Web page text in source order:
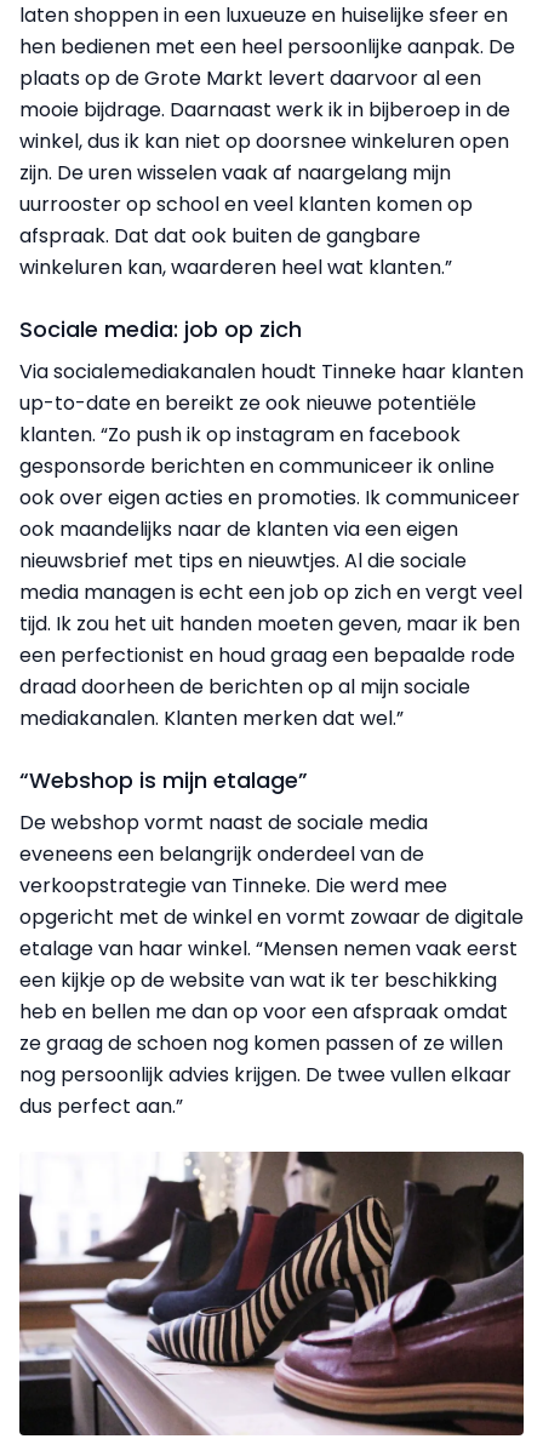
laten shoppen in een luxueuze en huiselijke sfeer en
hen bedienen met een heel persoonlijke aanpak. De
plaats op de Grote Markt levert daarvoor al een
mooie bijdrage. Daarnaast werk ik in bijberoep in de
winkel, dus ik kan niet op doorsnee winkeluren open
zijn. De uren wisselen vaak af naargelang mijn
uurrooster op school en veel klanten komen op
afspraak. Dat dat ook buiten de gangbare
winkeluren kan, waarderen heel wat klanten.”
Sociale media: job op zich
Via socialemediakanalen houdt Tinneke haar klanten
up-to-date en bereikt ze ook nieuwe potentiële
klanten. “Zo push ik op instagram en facebook
gesponsorde berichten en communiceer ik online
ook over eigen acties en promoties. Ik communiceer
ook maandelijks naar de klanten via een eigen
nieuwsbrief met tips en nieuwtjes. Al die sociale
media managen is echt een job op zich en vergt veel
tijd. Ik zou het uit handen moeten geven, maar ik ben
een perfectionist en houd graag een bepaalde rode
draad doorheen de berichten op al mijn sociale
mediakanalen. Klanten merken dat wel.”
“Webshop is mijn etalage”
De webshop vormt naast de sociale media
eveneens een belangrijk onderdeel van de
verkoopstrategie van Tinneke. Die werd mee
opgericht met de winkel en vormt zowaar de digitale
etalage van haar winkel. “Mensen nemen vaak eerst
een kijkje op de website van wat ik ter beschikking
heb en bellen me dan op voor een afspraak omdat
ze graag de schoen nog komen passen of ze willen
nog persoonlijk advies krijgen. De twee vullen elkaar
dus perfect aan.”